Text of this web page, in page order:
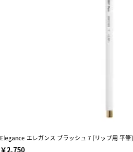
Elegance エレガンス ブラッシュ 7 [リップ用 平筆]
￥2,750